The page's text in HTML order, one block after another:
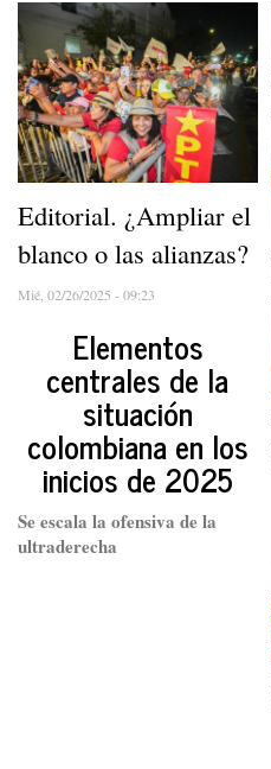
Editorial. ¿Ampliar el
blanco o las alianzas?
Mié, 02/26/2025 - 09:23
Elementos
centrales de la
situación
colombiana en los
inicios de 2025
Se escala la ofensiva de la
ultraderecha